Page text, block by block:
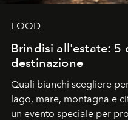
FOOD
Brindisi all'estate: 5
destinazione
Quali bianchi scegliere
lago, mare, montagna e
un evento speciale per